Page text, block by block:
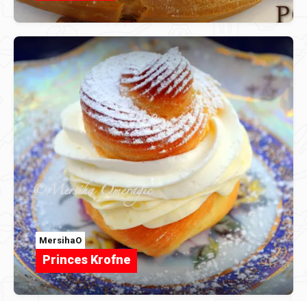
MersihaO
Princes Krofne